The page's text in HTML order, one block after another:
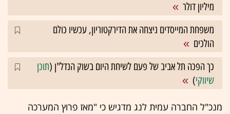
מיליון דולר
משפחת המייסדים ניצחה את הדירקטוריון, עכשיו כולם
הולכים
כך הפכה תל אביב של פעם לשיחת היום בשוק הנדל"ן (תוכן
שיווקי)
מנכ"ל החברה עמית לנג מדגיש כי "מאז פרוץ המערכה